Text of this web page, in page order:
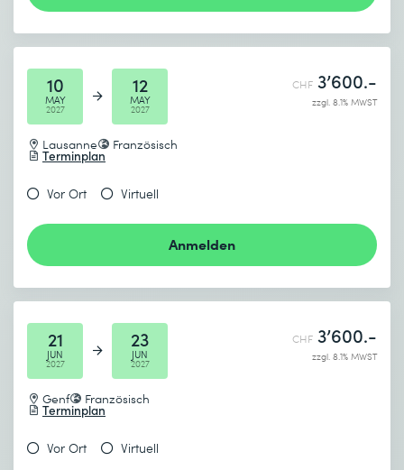
10
MAY
2027
12
MAY
2027
Lausanne Französisch
Terminplan
CHF 3’600.-
zzgl. 8.1% MWST
Vor Ort Virtuell
Anmelden
21
JUN
2027
23
JUN
2027
Genf Französisch
Terminplan
CHF 3’600.-
zzgl. 8.1% MWST
Vor Ort Virtuell